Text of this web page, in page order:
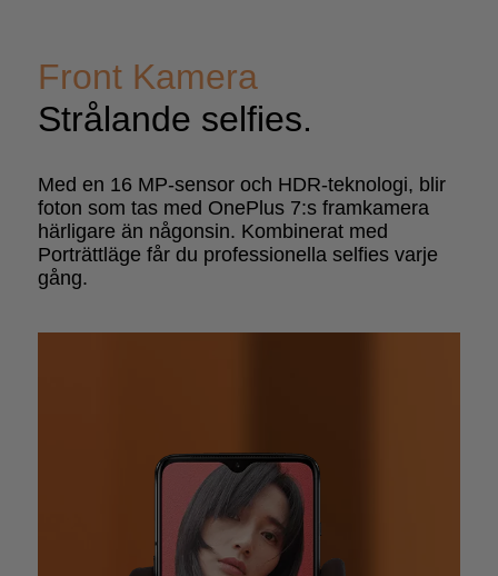
Front Kamera
Strålande selfies.
Med en 16 MP-sensor och HDR-teknologi, blir
foton som tas med OnePlus 7:s framkamera
härligare än någonsin. Kombinerat med
Porträttläge får du professionella selfies varje
gång.